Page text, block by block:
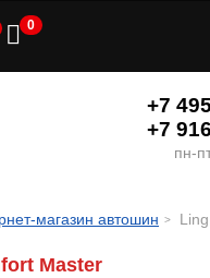
0
+7
+7
пн-
магазин автошин
Master